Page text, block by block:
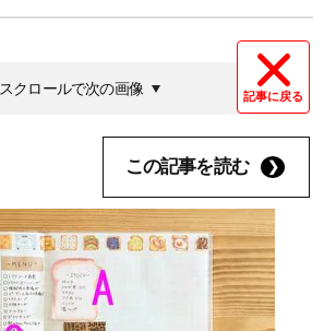
記事に戻る
スクロールで次の画像
この記事を読む